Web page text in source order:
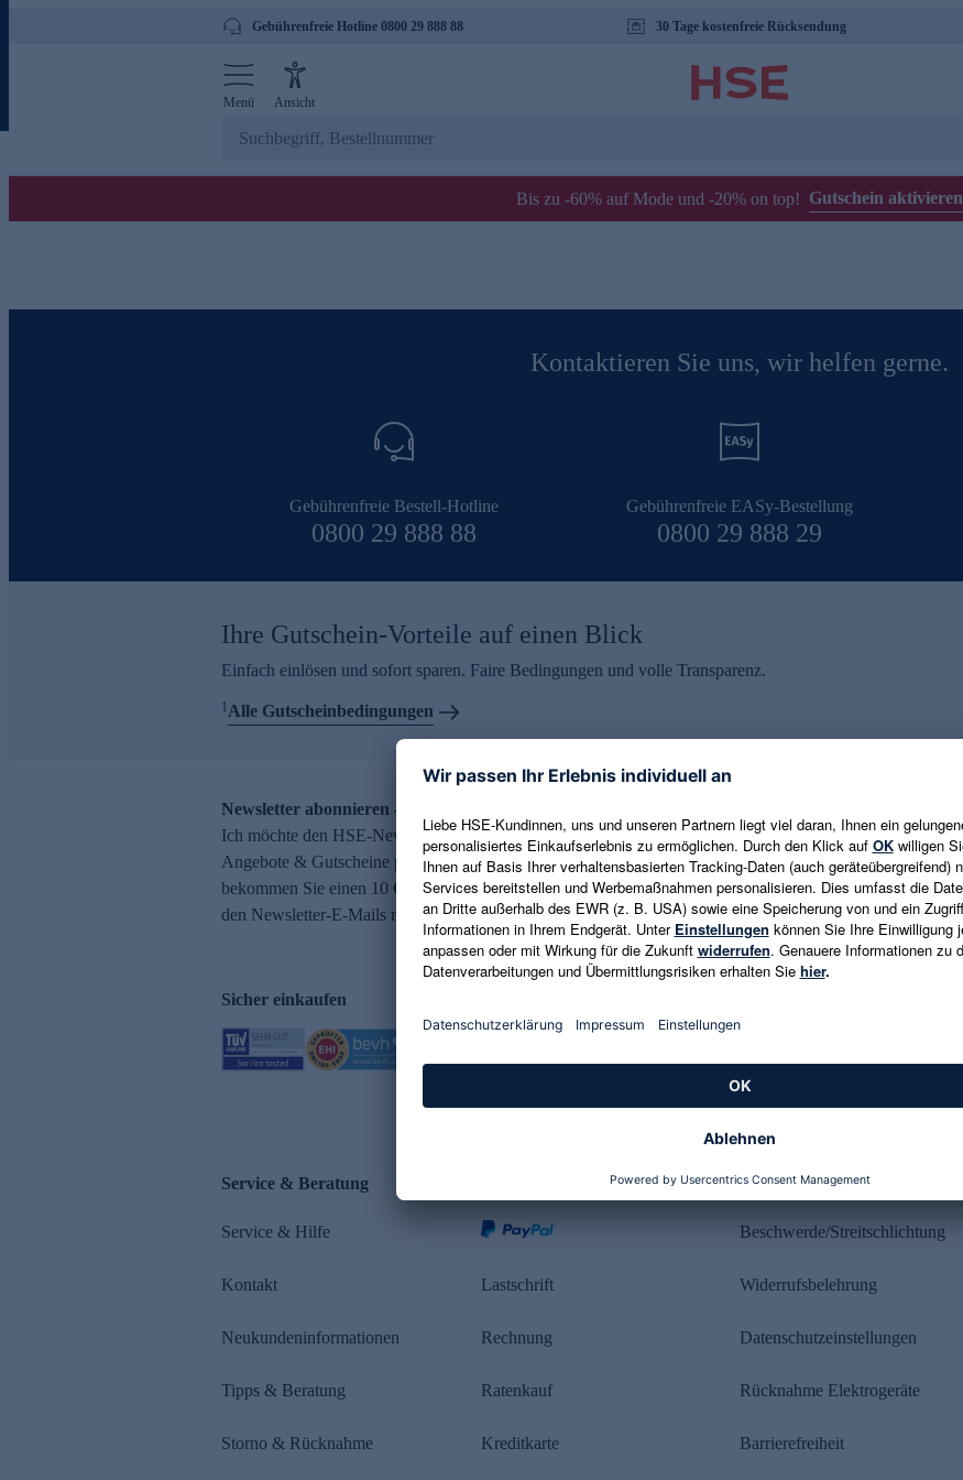
Gebührenfreie Hotline 0800 29 888 88 30 Tage kostenfreie Rücksendung
Menü Ansicht
Bis zu -60% auf Mode und -20% on top! Gutschein aktivieren
Kontaktieren Sie uns, wir helfen gerne.
Gebührenfreie Bestell-Hotline
0800 29 888 88
Gebührenfreie EASy-Bestellung
0800 29 888 29
Ihre Gutschein-Vorteile auf einen Blick
Einfach einlösen und sofort sparen. Faire Bedingungen und volle Transparenz.
1Alle Gutscheinbedingungen
Newsletter abonnieren – 10 € Gutschein erhalten
Ich möchte den HSE-Newsletter abonnieren und aktuelle Trends,
Angebote & Gutscheine per E-Mail erhalten. Als Dankeschön
bekommen Sie einen 10 € Gutschein. Eine Abmeldung ist jederzeit in
den Newsletter-E-Mails möglich.
E-Mail-Adresse eingeben
Es gelten die Datenschutzrichtlinien
Sicher einkaufen
Service & Beratung
Service & Hilfe
Kontakt
Neukundeninformationen
Tipps & Beratung
Storno & Rücknahme
Lastschrift
Rechnung
Ratenkauf
Kreditkarte
Rechtliches
Beschwerde/Streitschlichtung
Widerrufsbelehrung
Datenschutzeinstellungen
Rücknahme Elektrogeräte
Barrierefreiheit